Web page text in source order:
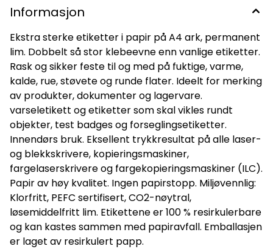
Informasjon
Ekstra sterke etiketter i papir på A4 ark, permanent
lim. Dobbelt så stor klebeevne enn vanlige etiketter.
Rask og sikker feste til og med på fuktige, varme,
kalde, rue, støvete og runde flater. Ideelt for merking
av produkter, dokumenter og lagervare.
varseletikett og etiketter som skal vikles rundt
objekter, test badges og forseglingsetiketter.
Innendørs bruk. Eksellent trykkresultat på alle laser-
og blekkskrivere, kopieringsmaskiner,
fargelaserskrivere og fargekopieringsmaskiner (ILC).
Papir av høy kvalitet. Ingen papirstopp. Miljøvennlig:
Klorfritt, PEFC sertifisert, CO2-nøytral,
løsemiddelfritt lim. Etikettene er 100 % resirkulerbare
og kan kastes sammen med papiravfall. Emballasjen
er laget av resirkulert papp.